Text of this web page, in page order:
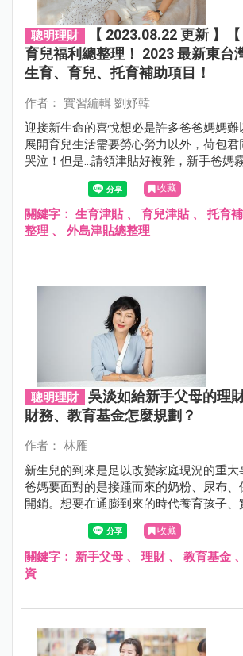
聰明理財
【 2023.08.22 更新 】
育兒福利總整理！ 2023 最新東台
生育、育兒、托育補助項目！
作者： 實習編輯 劉妤韓
迎接新生命的喜悅想必是許多爸爸媽媽難
展開育兒生活需要勞心勞力以外，荷包
哭泣！但是...請領津貼好複雜，新手爸媽
本篇幫爸爸媽媽整理好最新「東部」生育
助，一起來看看歡樂育兒的同時可以請領
收藏
關鍵字： 生育津貼 、 育兒津貼 、 托育
整理 、 外島津貼總整理
聰明理財
吳淡如給新手父母的理
財務、教育基金怎麼規劃？
作者： 林雁
新生兒的到來是足以改變家庭現況的重
爸媽要面對的是接踵而來的奶粉、尿布、
開銷。想要在通膨到來的時代養育孩子、
堅持與耐心缺一不可。理財專家吳淡如從
財務溝通到投資選擇，親授家庭理財的學
收藏
關鍵字： 新手父母、 理財、 教育基金、
資